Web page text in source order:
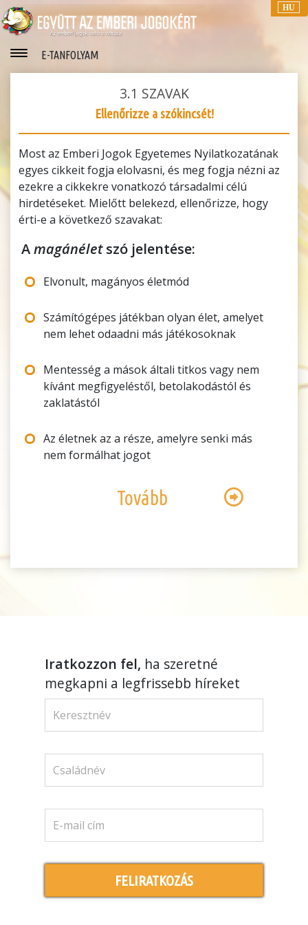
HU
E-TANFOLYAM
3.1 SZAVAK
Ellenőrizze a szókincsét!
Most az Emberi Jogok Egyetemes Nyilatkozatának
egyes cikkeit fogja elolvasni, és meg fogja nézni az
ezekre a cikkekre vonatkozó társadalmi célú
hirdetéseket. Mielőtt belekezd, ellenőrizze, hogy
érti-e a következő szavakat:
Amagánéletszó jelentése:
Elvonult, magányos életmód
Számítógépes játékban olyan élet, amelyet
nem lehet odaadni más játékosoknak
Mentesség a mások általi titkos vagy nem
kívánt megfigyeléstől, betolakodástól és
zaklatástól
Az életnek az a része, amelyre senki más
nem formálhat jogot
Tovább
Iratkozzon fel, ha szeretné
megkapni a legfrissebb híreket
FELIRATKOZÁS